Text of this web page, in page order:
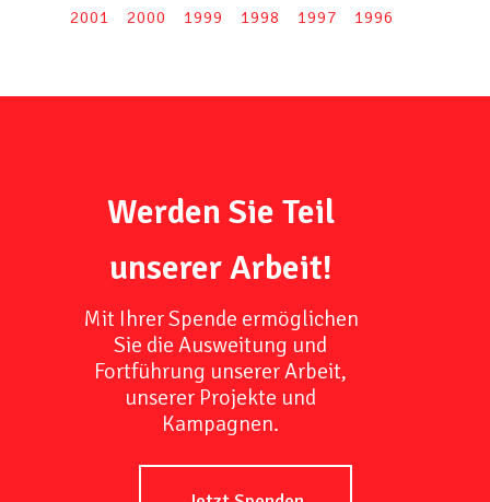
2001
2000 1999 1998 1997 1996
Werden Sie Teil
unserer Arbeit!
Mit Ihrer Spende ermöglichen
Sie die Ausweitung und
Fortführung unserer Arbeit,
unserer Projekte und
Kampagnen.